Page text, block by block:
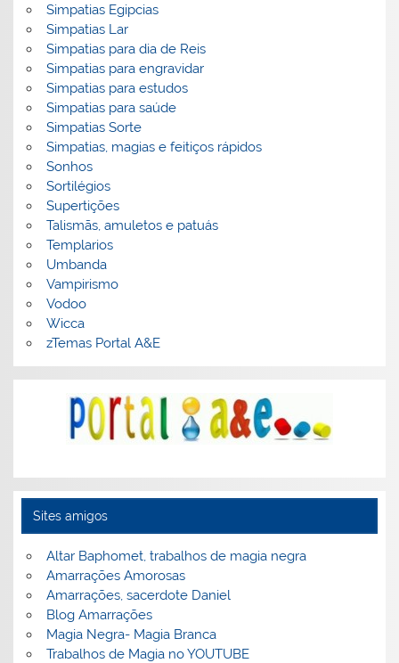
Simpatias Egipcias
Simpatias Lar
Simpatias para dia de Reis
Simpatias para engravidar
Simpatias para estudos
Simpatias para saúde
Simpatias Sorte
Simpatias, magias e feitiços rápidos
Sonhos
Sortilégios
Supertições
Talismãs, amuletos e patuás
Templarios
Umbanda
Vampirismo
Vodoo
Wicca
zTemas Portal A&E
Sites amigos
Altar Baphomet, trabalhos de magia negra
Amarrações Amorosas
Amarrações, sacerdote Daniel
Blog Amarrações
Magia Negra- Magia Branca
Trabalhos de Magia no YOUTUBE